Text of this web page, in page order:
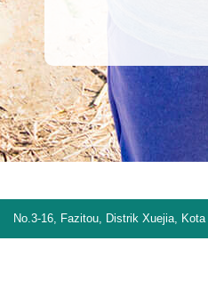
No.3-16, Fazitou, Distrik Xuejia,